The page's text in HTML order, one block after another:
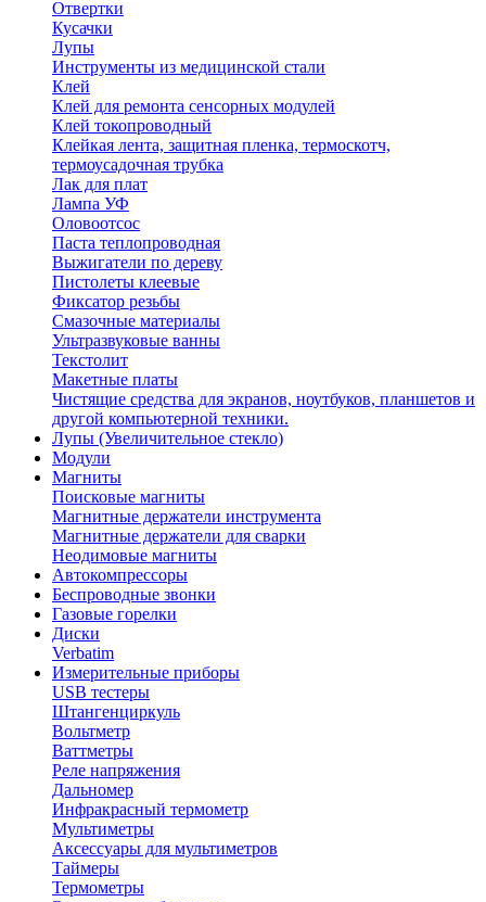
Отвертки
Кусачки
Лупы
Инструменты из медицинской стали
Клей
Клей для ремонта сенсорных модулей
Клей токопроводный
Клейкая лента, защитная пленка, термоскотч,
термоусадочная трубка
Лак для плат
Лампа УФ
Оловоотсос
Паста теплопроводная
Выжигатели по дереву
Пистолеты клеевые
Фиксатор резьбы
Смазочные материалы
Ультразвуковые ванны
Текстолит
Макетные платы
Чистящие средства для экранов, ноутбуков, планшетов и
другой компьютерной техники.
Лупы (Увеличительное стекло)
Модули
Магниты
Поисковые магниты
Магнитные держатели инструмента
Магнитные держатели для сварки
Неодимовые магниты
Автокомпрессоры
Беспроводные звонки
Газовые горелки
Диски
Verbatim
Измерительные приборы
USB тестеры
Штангенциркуль
Вольтметр
Ваттметры
Реле напряжения
Дальномер
Инфракрасный термометр
Мультиметры
Аксессуары для мультиметров
Таймеры
Термометры